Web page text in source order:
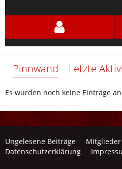
Pinnwand Letzte
Es wurden noch keine Einträge
Ungelesene Beiträge Mitglieder
Datenschutzerklärung